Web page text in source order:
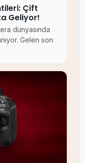
Çift
Geliyor!
dünyasında
Gelen son